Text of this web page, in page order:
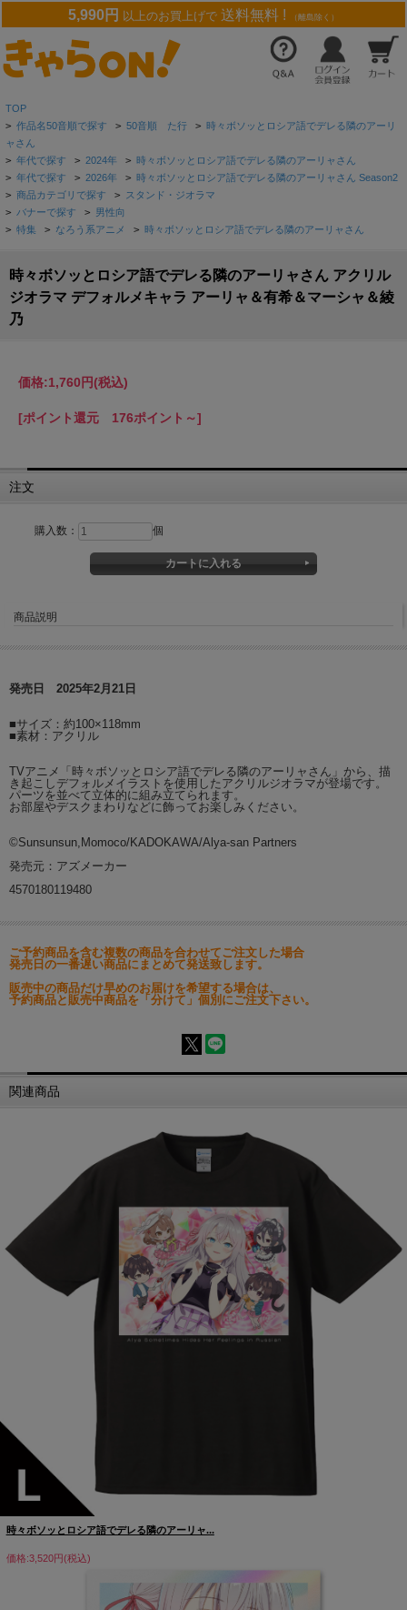
5,990円 以上のお買上げで 送料無料 ! （離島除く）
TOP
> 作品名50音順で探す > 50音順 た行 > 時々ボソッとロシア語でデレる隣のアーリ
ャさん
> 年代で探す > 2024年 > 時々ボソッとロシア語でデレる隣のアーリャさん
> 年代で探す > 2026年 > 時々ボソッとロシア語でデレる隣のアーリャさん Season2
> 商品カテゴリで探す > スタンド・ジオラマ
> バナーで探す > 男性向
> 特集 > なろう系アニメ > 時々ボソッとロシア語でデレる隣のアーリャさん
時々ボソッとロシア語でデレる隣のアーリャさん アクリル
ジオラマ デフォルメキャラ アーリャ＆有希＆マーシャ＆綾
乃
価格:1,760円(税込)
[ポイント還元 176ポイント～]
注文
購入数： 個
商品説明
発売日 2025年2月21日
■サイズ：約100×118mm
■素材：アクリル
TVアニメ「時々ボソッとロシア語でデレる隣のアーリャさん」から、描
き起こしデフォルメイラストを使用したアクリルジオラマが登場です。
パーツを並べて立体的に組み立てられます。
お部屋やデスクまわりなどに飾ってお楽しみください。
©Sunsunsun,Momoco/KADOKAWA/Alya-san Partners
発売元：アズメーカー
4570180119480
ご予約商品を含む複数の商品を合わせてご注文した場合
発売日の一番遅い商品にまとめて発送致します。
販売中の商品だけ早めのお届けを希望する場合は、
予約商品と販売中商品を「分けて」個別にご注文下さい。
関連商品
時々ボソッとロシア語でデレる隣のアーリャ...
価格:3,520円(税込)